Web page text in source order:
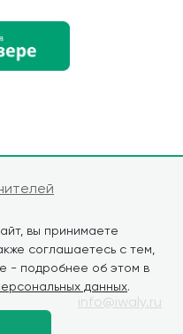
вы принимаете
соглашаетесь с тем,
- подробнее об этом в
данных.
info@iwaly.ru